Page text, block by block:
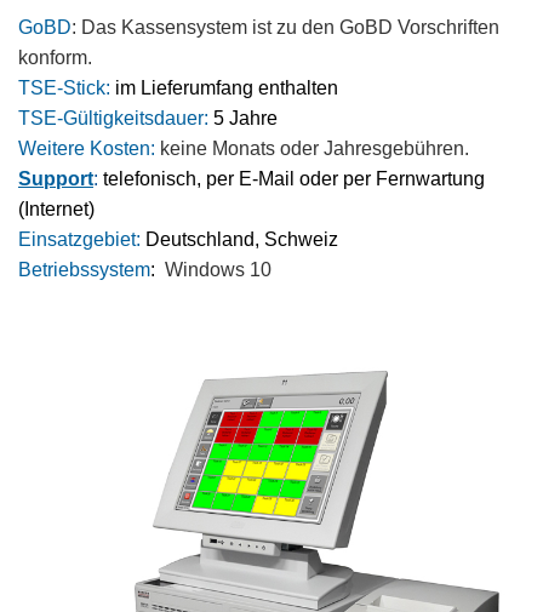
GoBD: Das Kassensystem ist zu den GoBD Vorschriften
konform.
TSE-Stick: im Lieferumfang enthalten
TSE-Gültigkeitsdauer: 5 Jahre
Weitere Kosten: keine Monats oder Jahresgebühren.
Support: telefonisch, per E-Mail oder per Fernwartung
(Internet)
Einsatzgebiet: Deutschland, Schweiz
Betriebssystem: Windows 10